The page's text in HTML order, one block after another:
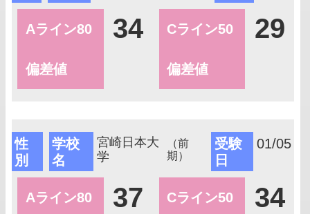
Aライン80
偏差値
34 Cライン50
偏差値
29
性
別
学校
名
宮崎日本大
学
（前
期）
受験
日
01/05
Aライン80 37 Cライン50 34